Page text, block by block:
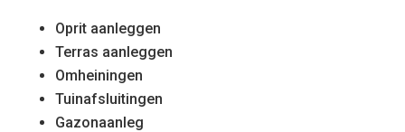
Oprit aanleggen
Terras aanleggen
Omheiningen
Tuinafsluitingen
Gazonaanleg